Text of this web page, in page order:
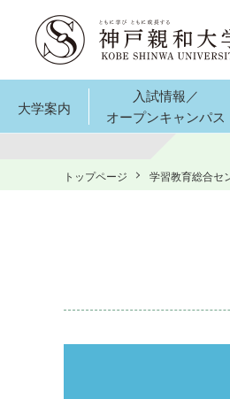
大学案内
入試情報／
オープンキャンパス
トップページ 学習教育総合セ